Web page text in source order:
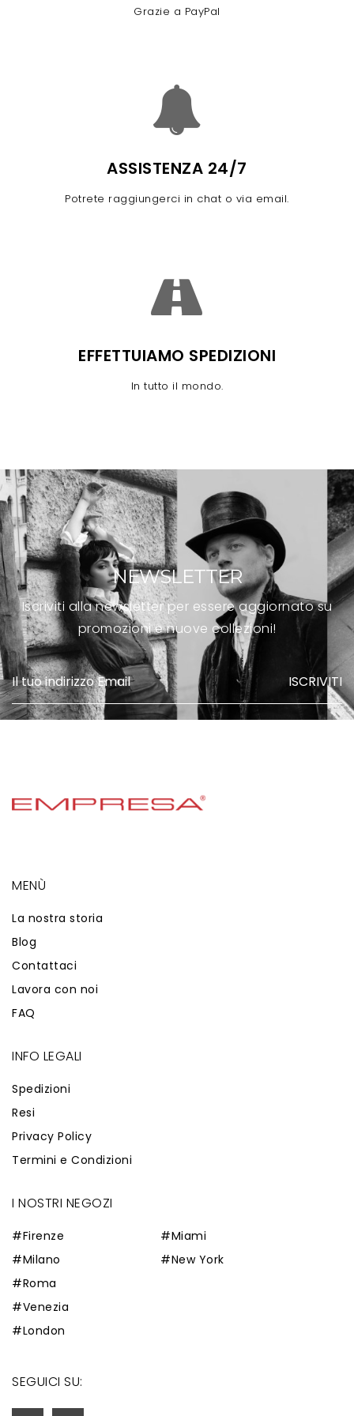
Grazie a PayPal
ASSISTENZA 24/7
Potrete raggiungerci in chat o via email.
EFFETTUIAMO SPEDIZIONI
In tutto il mondo.
NEWSLETTER
Iscriviti alla newsletter per essere aggiornato su
promozioni e nuove collezioni!
ISCRIVITI
MENÙ
La nostra storia
Blog
Contattaci
Lavora con noi
FAQ
INFO LEGALI
Spedizioni
Resi
Privacy Policy
Termini e Condizioni
I NOSTRI NEGOZI
#Firenze
#Milano
#Roma
#Venezia
#London
#Miami
#New York
SEGUICI SU: